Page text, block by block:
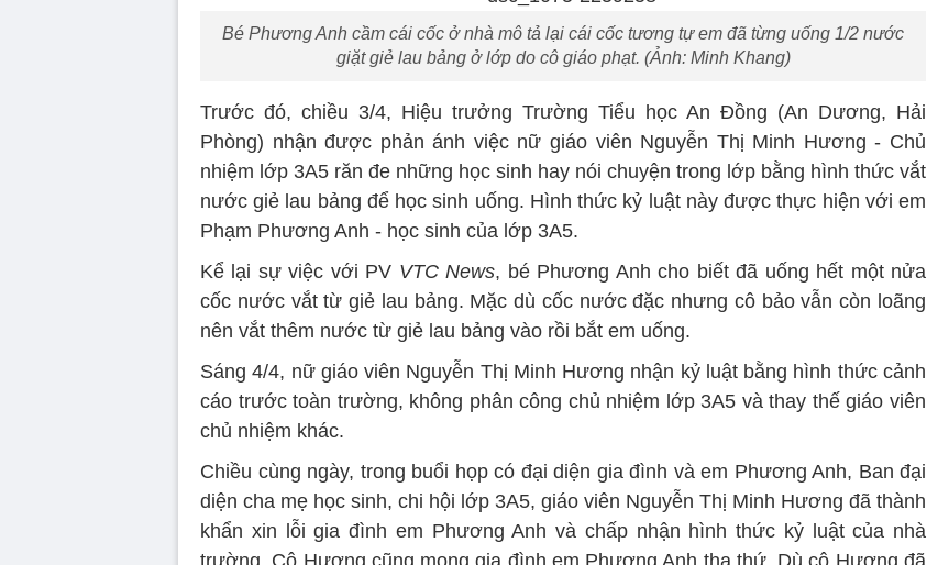
Bé Phương Anh cầm cái cốc ở nhà mô tả lại cái cốc tương tự em đã từng uống 1/2 nước
giặt giẻ lau bảng ở lớp do cô giáo phạt. (Ảnh: Minh Khang)
Trước đó, chiều 3/4, Hiệu trưởng Trường Tiểu học An Đồng (An Dương, Hải
Phòng) nhận được phản ánh việc nữ giáo viên Nguyễn Thị Minh Hương - Chủ
nhiệm lớp 3A5 răn đe những học sinh hay nói chuyện trong lớp bằng hình thức vắt
nước giẻ lau bảng để học sinh uống. Hình thức kỷ luật này được thực hiện với em
Phạm Phương Anh - học sinh của lớp 3A5.
Kể lại sự việc với PV VTC News, bé Phương Anh cho biết đã uống hết một nửa
cốc nước vắt từ giẻ lau bảng. Mặc dù cốc nước đặc nhưng cô bảo vẫn còn loãng
nên vắt thêm nước từ giẻ lau bảng vào rồi bắt em uống.
Sáng 4/4, nữ giáo viên Nguyễn Thị Minh Hương nhận kỷ luật bằng hình thức cảnh
cáo trước toàn trường, không phân công chủ nhiệm lớp 3A5 và thay thế giáo viên
chủ nhiệm khác.
Chiều cùng ngày, trong buổi họp có đại diện gia đình và em Phương Anh, Ban đại
diện cha mẹ học sinh, chi hội lớp 3A5, giáo viên Nguyễn Thị Minh Hương đã thành
khẩn xin lỗi gia đình em Phương Anh và chấp nhận hình thức kỷ luật của nhà
trường. Cô Hương cũng mong gia đình em Phương Anh tha thứ. Dù cô Hương đã